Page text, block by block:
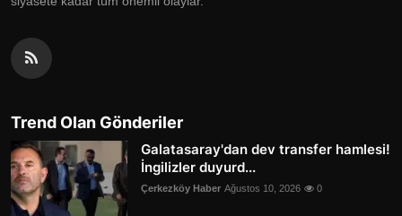
Trend Olan Gönderiler
Galatasaray'dan dev transfer hamlesi!
İngilizler duyurd...
Çerkezköy Haber Ağustos 10, 2026 0